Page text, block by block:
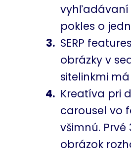
vyhľadávaní
pokles o
SERP
obrázky v
sitelinkmi má
Kreatíva pri
carousel vo
všimnú.
obrázok